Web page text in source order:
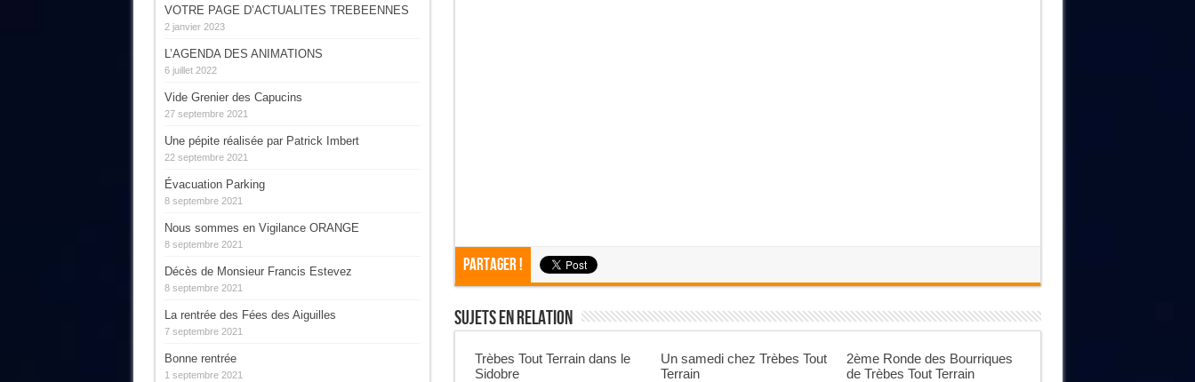
Partager !
Sujets En Relation
Trèbes Tout Terrain dans le
Sidobre
Un samedi chez Trèbes Tout
Terrain
2ème Ronde des Bourriques
de Trèbes Tout Terrain
VOTRE PAGE D’ACTUALITES TREBEENNES
2 janvier 2023
L’AGENDA DES ANIMATIONS
6 juillet 2022
Vide Grenier des Capucins
27 septembre 2021
Une pépite réalisée par Patrick Imbert
22 septembre 2021
Évacuation Parking
8 septembre 2021
Nous sommes en Vigilance ORANGE
8 septembre 2021
Décès de Monsieur Francis Estevez
8 septembre 2021
La rentrée des Fées des Aiguilles
7 septembre 2021
Bonne rentrée
1 septembre 2021